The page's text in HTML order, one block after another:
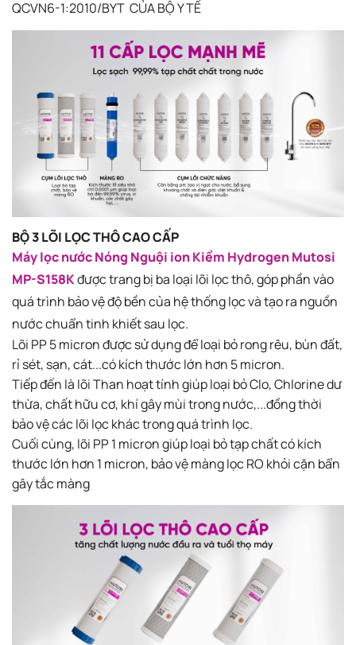
QCVN6-1:2010/BYT​ CỦA BỘ Y TẾ
BỘ 3 LÕI LỌC THÔ CAO CẤP
Máy lọc nước Nóng Nguội ion Kiềm Hydrogen Mutosi
MP-S158Kđược trang bị ba loại lõi lọc thô, góp phần vào
quá trình bảo vệ độ bền của hệ thống lọc và tạo ra nguồn
nước chuẩn tinh khiết sau lọc.
Lõi PP 5 micron​ được sử dụng để loại bỏ rong rêu, bùn đất,
rỉ sét, sạn, cát...có kích thước lớn hơn 5 micron.
Tiếp đến là lõi Than hoạt tính giúp loại bỏ Clo, Chlorine dư
thừa, chất hữu cơ, khí gây mùi trong nước,...đồng thời
bảo vệ các lõi lọc khác trong quá trình lọc.
Cuối cùng, lõi PP 1 micron​ giúp loại bỏ tạp chất có kích
thước lớn hơn 1 micron, bảo vệ màng lọc RO khỏi cặn bẩn
gây tắc​ màng